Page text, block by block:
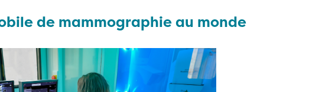
de mammographie au monde